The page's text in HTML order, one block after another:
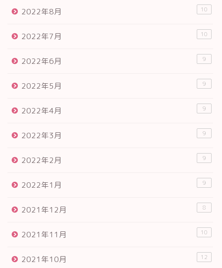
2022年8月 10
2022年7月 10
2022年6月 9
2022年5月 9
2022年4月 9
2022年3月 9
2022年2月 9
2022年1月 9
2021年12月 8
2021年11月 10
2021年10月 12